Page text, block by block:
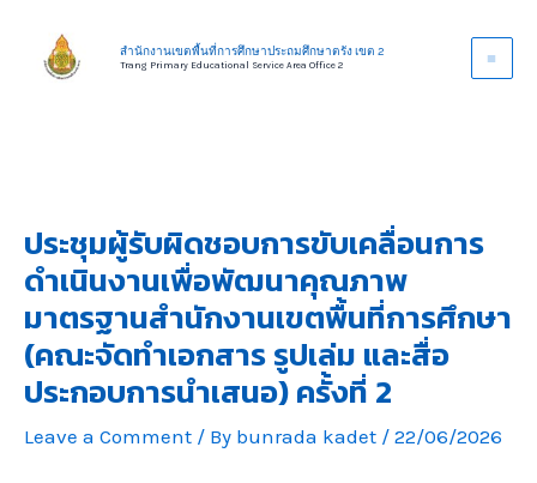
content
สำนักงานเขตพื้นที่การศึกษาประถมศึกษาตรัง เขต 2
Trang Primary Educational Service Area Office 2
ประชุมผู้รับผิดชอบการขับเคลื่อนการ
ดำเนินงานเพื่อพัฒนาคุณภาพ
มาตรฐานสำนักงานเขตพื้นที่การศึกษา
(คณะจัดทำเอกสาร รูปเล่ม และสื่อ
ประกอบการนำเสนอ) ครั้งที่ 2
Leave a Comment / By bunrada kadet / 22/06/2026